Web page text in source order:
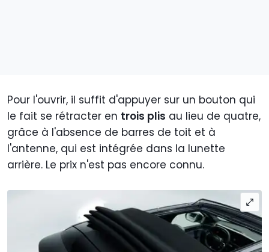
Pour l'ouvrir, il suffit d'appuyer sur un bouton qui
le fait se rétracter en trois plis au lieu de quatre,
grâce à l'absence de barres de toit et à
l'antenne, qui est intégrée dans la lunette
arrière. Le prix n'est pas encore connu.